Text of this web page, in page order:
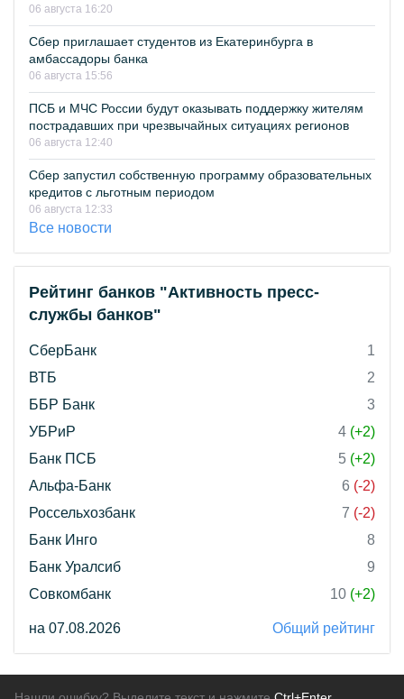
06 августа 16:20
Сбер приглашает студентов из Екатеринбурга в
амбассадоры банка
06 августа 15:56
ПСБ и МЧС России будут оказывать поддержку жителям
пострадавших при чрезвычайных ситуациях регионов
06 августа 12:40
Сбер запустил собственную программу образовательных
кредитов с льготным периодом
06 августа 12:33
Все новости
Рейтинг банков "Активность пресс-
службы банков"
СберБанк
1
ВТБ
2
ББР Банк
3
УБРиР
4 (+2)
Банк ПСБ
5 (+2)
Альфа-Банк
6 (-2)
Россельхозбанк
7 (-2)
Банк Инго
8
Банк Уралсиб
9
Совкомбанк
10 (+2)
на 07.08.2026 Общий рейтинг